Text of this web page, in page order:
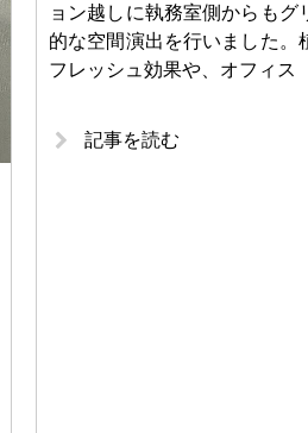
ョン越しに執務室側からも
的な空間演出を行いました。
フレッシュ効果や、オフィス
記事を読む